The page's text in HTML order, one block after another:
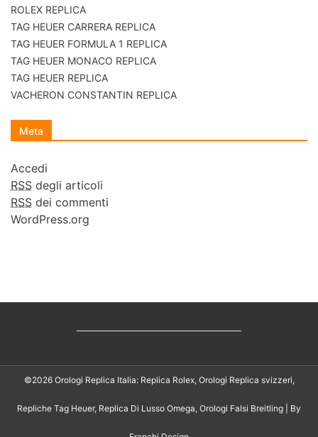
ROLEX REPLICA
TAG HEUER CARRERA REPLICA
TAG HEUER FORMULA 1 REPLICA
TAG HEUER MONACO REPLICA
TAG HEUER REPLICA
VACHERON CONSTANTIN REPLICA
Meta
Accedi
RSS degli articoli
RSS dei commenti
WordPress.org
©2026 Orologi Replica Italia: Replica Rolex, Orologi Replica svizzeri,
Repliche Tag Heuer, Replica Di Lusso Omega, Orologi Falsi Breitling | By